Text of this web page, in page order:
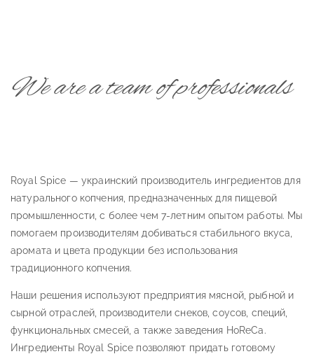
We are a team of professionals
Royal Spice — украинский производитель ингредиентов для
натурального копчения, предназначенных для пищевой
промышленности, с более чем 7-летним опытом работы. Мы
помогаем производителям добиваться стабильного вкуса,
аромата и цвета продукции без использования
традиционного копчения.
Наши решения используют предприятия мясной, рыбной и
сырной отраслей, производители снеков, соусов, специй,
функциональных смесей, а также заведения HoReCa.
Ингредиенты Royal Spice позволяют придать готовому